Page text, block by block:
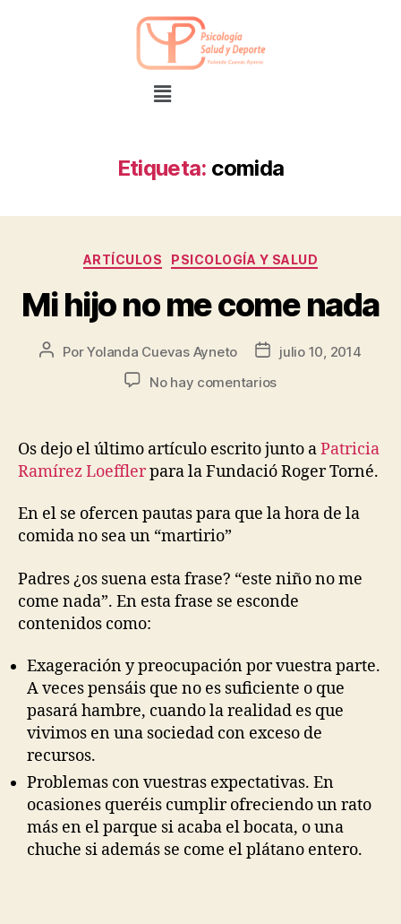
Etiqueta: comida
ARTÍCULOS PSICOLOGÍA Y SALUD
Mi hijo no me come nada
PorYolanda Cuevas Ayneto
julio 10, 2014
No hay comentarios
Os dejo el último artículo escrito junto aPatricia
Ramírez Loefflerpara la Fundació Roger Torné.
En el se ofercen pautas para que la hora de la
comida no sea un “martirio”
Padres ¿os suena esta frase? “este niño no me
come nada”. En esta frase se esconde
contenidos como:
Exageración y preocupación por vuestra parte.
A veces pensáis que no es suficiente o que
pasará hambre, cuando la realidad es que
vivimos en una sociedad con exceso de
recursos.
Problemas con vuestras expectativas. En
ocasiones queréis cumplir ofreciendo un rato
más en el parque si acaba el bocata, o una
chuche si además se come el plátano entero.